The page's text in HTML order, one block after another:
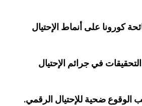
كورونا على أنماط الإحتيال
في جرائم الإحتيال
الوقوع ضحية للإحتيال الرقمي.